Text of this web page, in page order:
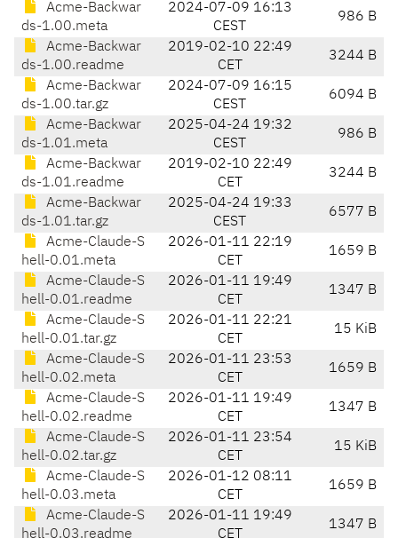
Acme-Backwar
ds-1.00.meta
2024-07-09 16:13
CEST
986 B
Acme-Backwar
ds-1.00.readme
2019-02-10 22:49
CET
3244 B
Acme-Backwar
ds-1.00.tar.gz
2024-07-09 16:15
CEST
6094 B
Acme-Backwar
ds-1.01.meta
2025-04-24 19:32
CEST
986 B
Acme-Backwar
ds-1.01.readme
2019-02-10 22:49
CET
3244 B
Acme-Backwar
ds-1.01.tar.gz
2025-04-24 19:33
CEST
6577 B
Acme-Claude-S
hell-0.01.meta
2026-01-11 22:19
CET
1659 B
Acme-Claude-S
hell-0.01.readme
2026-01-11 19:49
CET
1347 B
Acme-Claude-S
hell-0.01.tar.gz
2026-01-11 22:21
CET
15 KiB
Acme-Claude-S
hell-0.02.meta
2026-01-11 23:53
CET
1659 B
Acme-Claude-S
hell-0.02.readme
2026-01-11 19:49
CET
1347 B
Acme-Claude-S
hell-0.02.tar.gz
2026-01-11 23:54
CET
15 KiB
Acme-Claude-S
hell-0.03.meta
2026-01-12 08:11
CET
1659 B
Acme-Claude-S
hell-0.03.readme
2026-01-11 19:49
CET
1347 B